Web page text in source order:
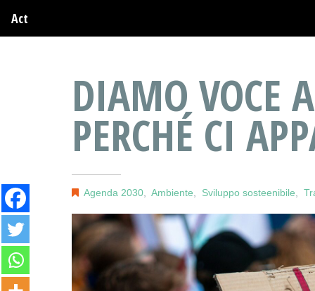
Act
DIAMO VOCE
PERCHÉ CI
Agenda 2030,Ambiente, Sviluppo sosteenibile,